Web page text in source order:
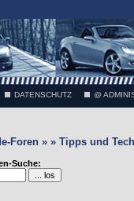
DATENSCHUTZ @
Foren » » Tipps und
Suche: